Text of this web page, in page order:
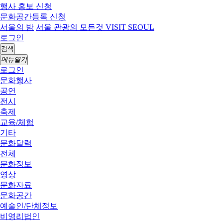
행사 홍보 신청
문화공간등록 신청
서울의 밤 서울 관광의 모든것 VISIT SEOUL
로그인
검색
메뉴열기
로그인
문화행사
공연
전시
축제
교육/체험
기타
문화달력
전체
문화정보
영상
문화자료
문화공간
예술인/단체정보
비영리법인